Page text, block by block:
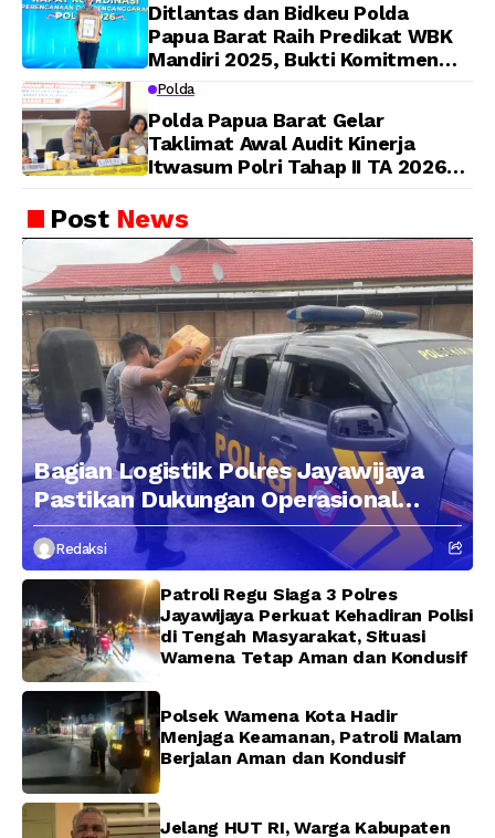
Ditlantas dan Bidkeu Polda
Papua Barat Raih Predikat WBK
Mandiri 2025, Bukti Komitmen
Wujudkan Pelayanan Bersih dan
Polda
Polda Papua Barat Gelar
Taklimat Awal Audit Kinerja
Itwasum Polri Tahap II TA 2026
Pengendalian
PostNews
Bagian Logistik Polres Jayawijaya
Pastikan Dukungan Operasional
Kepolisian Berjalan Optimal
Redaksi
Patroli Regu Siaga 3 Polres
Jayawijaya Perkuat Kehadiran Polisi
di Tengah Masyarakat, Situasi
Wamena Tetap Aman dan Kondusif
Polsek Wamena Kota Hadir
Menjaga Keamanan, Patroli Malam
Berjalan Aman dan Kondusif
Jelang HUT RI, Warga Kabupaten